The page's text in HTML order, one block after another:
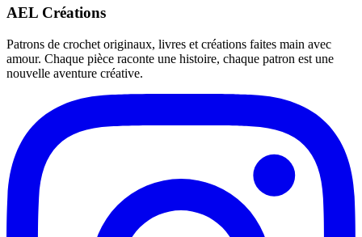
AEL Créations
Patrons de crochet originaux, livres et créations faites main avec
amour. Chaque pièce raconte une histoire, chaque patron est une
nouvelle aventure créative.